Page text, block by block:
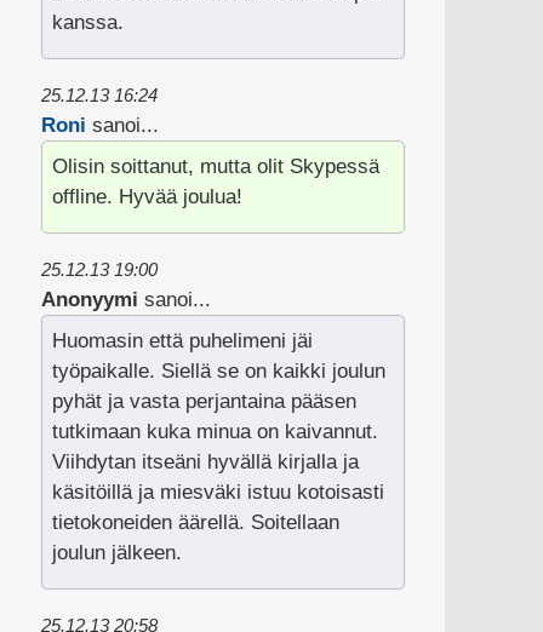
kanssa.
25.12.13 16:24
Roni sanoi...
Olisin soittanut, mutta olit Skypessä
offline. Hyvää joulua!
25.12.13 19:00
Anonyymi sanoi...
Huomasin että puhelimeni jäi
työpaikalle. Siellä se on kaikki joulun
pyhät ja vasta perjantaina pääsen
tutkimaan kuka minua on kaivannut.
Viihdytan itseäni hyvällä kirjalla ja
käsitöillä ja miesväki istuu kotoisasti
tietokoneiden äärellä. Soitellaan
joulun jälkeen.
25.12.13 20:58